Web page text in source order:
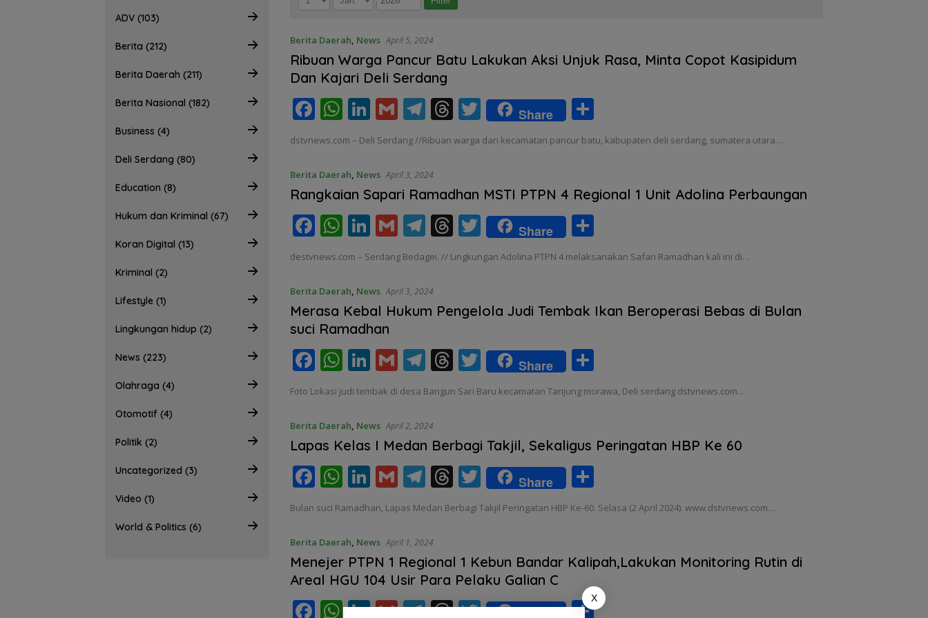
ADV (103)
Berita (212)
Berita Daerah (211)
Berita Nasional (182)
Business (4)
Deli Serdang (80)
Education (8)
Hukum dan Kriminal (67)
Koran Digital (13)
Kriminal (2)
Lifestyle (1)
Lingkungan hidup (2)
News (223)
Olahraga (4)
Otomotif (4)
Politik (2)
Uncategorized (3)
Video (1)
World & Politics (6)
Berita Daerah, News April 5, 2024
Ribuan Warga Pancur Batu Lakukan Aksi Unjuk Rasa, Minta Copot Kasipidum
Dan Kajari Deli Serdang
F
ac
e
b
o
o
k
W
h
at
s
A
p
p
Li
n
k
e
dI
n
G
m
ai
l
T
el
e
gr
a
m
T
h
re
d
s
T
w
itt
Share S
h
ar
dstvnews.com – Deli Serdang //Ribuan warga dari kecamatan pancur batu, kabupaten deli serdang, sumatera utara….
Berita Daerah, News April 3, 2024
Rangkaian Sapari Ramadhan MSTI PTPN 4 Regional 1 Unit Adolina Perbaungan
F
ac
e
b
o
o
k
W
h
at
s
A
p
p
Li
n
k
e
dI
n
G
m
ai
l
T
el
e
gr
a
T
h
re
d
T
w
itt
Share S
h
ar
destvnews.com – Serdang Bedagei. // Lingkungan Adolina PTPN 4 melaksanakan Safari Ramadhan kali ini di…
Berita Daerah, News April 3, 2024
Merasa Kebal Hukum Pengelola Judi Tembak Ikan Beroperasi Bebas di Bulan
suci Ramadhan
F
ac
e
b
o
o
k
W
h
at
s
A
p
p
Li
n
k
e
dI
n
G
m
ai
l
T
el
e
gr
a
m
T
h
re
d
s
T
w
itt
Share S
h
ar
Foto Lokasi judi tembak di desa Bangun Sari Baru kecamatan Tanjung morawa, Deli serdang dstvnews.com…
Berita Daerah, News April 2, 2024
Lapas Kelas I Medan Berbagi Takjil, Sekaligus Peringatan HBP Ke 60
F
ac
e
b
o
o
k
W
h
at
s
A
p
p
Li
n
k
e
dI
n
G
m
ai
l
T
el
e
gr
a
m
T
h
re
d
s
T
w
itt
Share S
h
ar
Bulan suci Ramadhan, Lapas Medan Berbagi Takjil Peringatan HBP Ke-60. Selasa (2 April 2024). www.dstvnews.com…
Berita Daerah, News April 1, 2024
Menejer PTPN 1 Regional 1 Kebun Bandar Kalipah,Lakukan Monitoring Rutin di
Areal HGU 104 Usir Para Pelaku Galian C
F W Li G T T T S
X